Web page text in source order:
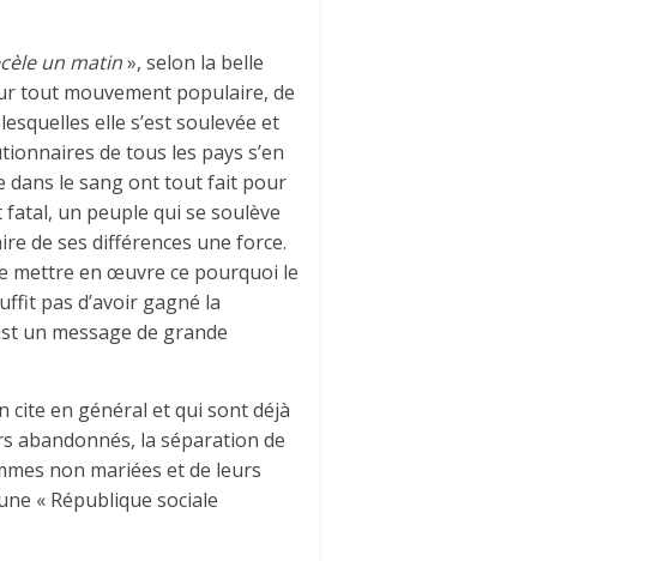
un matin», selon la belle
tout mouvement populaire, de
elle s’est soulevée et
de tous les pays s’en
dans le sang ont tout fait pour
un peuple qui se soulève
de ses différences une force.
mettre en œuvre ce pourquoi le
pas d’avoir gagné la
un message de grande
cite en général et qui sont déjà
abandonnés, la séparation de
non mariées et de leurs
« République sociale